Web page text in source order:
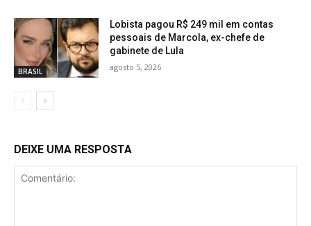
BRASIL
Lobista pagou R$ 249 mil em contas
pessoais de Marcola, ex-chefe de
gabinete de Lula
agosto 5, 2026
DEIXE UMA RESPOSTA